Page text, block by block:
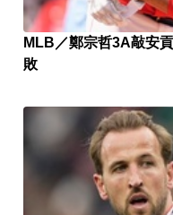
MLB／鄭宗哲3A敲安
敗